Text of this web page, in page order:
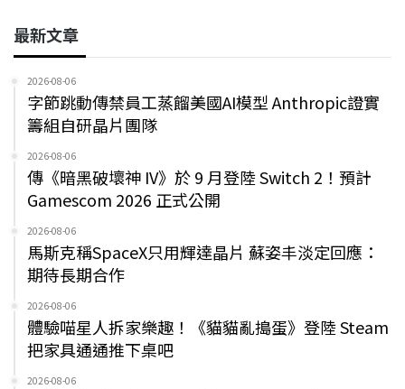
最新文章
2026-08-06
字節跳動傳禁員工蒸餾美國AI模型 Anthropic證實
籌組自研晶片團隊
2026-08-06
傳《暗黑破壞神 IV》於 9 月登陸 Switch 2！預計
Gamescom 2026 正式公開
2026-08-06
馬斯克稱SpaceX只用輝達晶片 蘇姿丰淡定回應：
期待長期合作
2026-08-06
體驗喵星人拆家樂趣！《貓貓亂搗蛋》登陸 Steam
把家具通通推下桌吧
2026-08-06